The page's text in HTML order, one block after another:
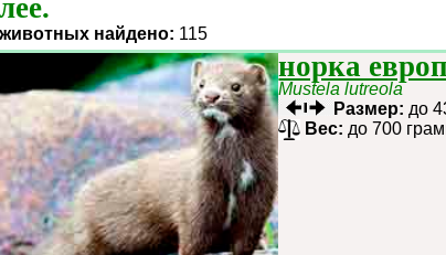
найдено: 115
норка
Mustela lutreola
Размер: до
Вес: до 700